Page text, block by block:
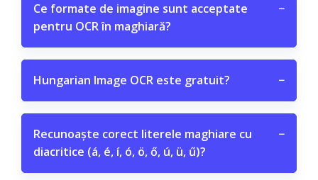
Ce formate de imagine sunt acceptate
pentru OCR în maghiară?
−
Hungarian Image OCR este gratuit? −
Recunoaște corect literele maghiare cu
diacritice (á, é, í, ó, ö, ő, ú, ü, ű)?
−